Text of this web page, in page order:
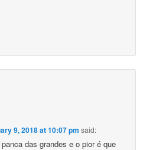
9, 2018 at 10:07 pm said:
das grandes e o pior é que